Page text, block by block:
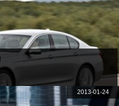
2013-01-24